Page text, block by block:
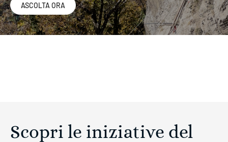
ASCOLTA ORA
VEDI
Scopri le iniziative del